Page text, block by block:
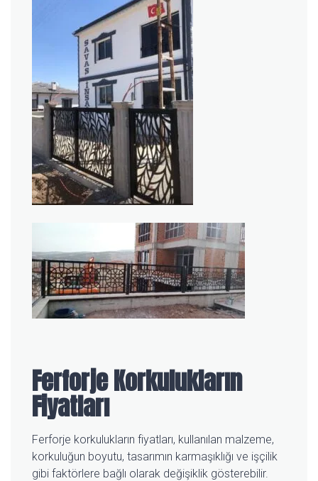
Ferforje Korkulukların
Fiyatları
Ferforje korkulukların fiyatları, kullanılan malzeme,
korkuluğun boyutu, tasarımın karmaşıklığı ve işçilik
gibi faktörlere bağlı olarak değişiklik gösterebilir.